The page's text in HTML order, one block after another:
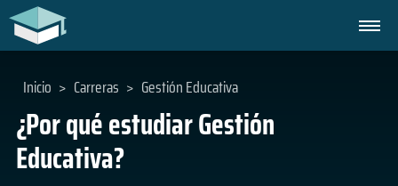
¿Por qué estudiar Gestión
Educativa?
Inicio > Carreras > Gestión Educativa